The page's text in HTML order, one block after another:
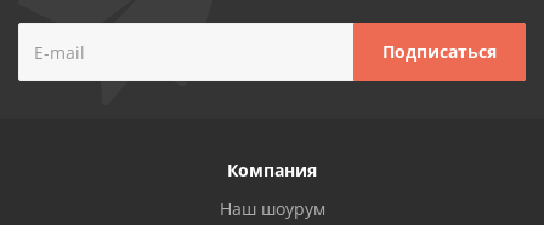
Компания
Наш шоурум